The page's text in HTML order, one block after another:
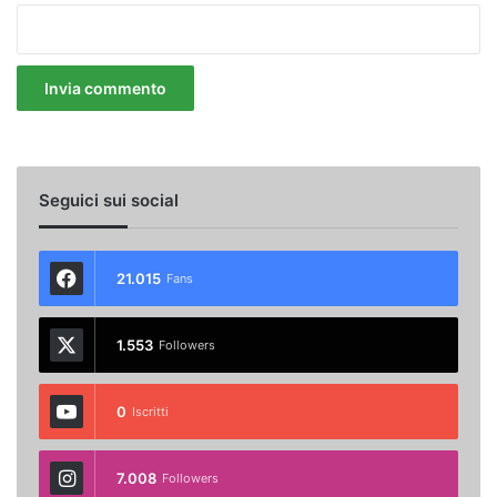
Seguici sui social
21.015 Fans
1.553 Followers
0 Iscritti
7.008 Followers